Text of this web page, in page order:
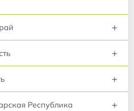
+
+
+
Республика +